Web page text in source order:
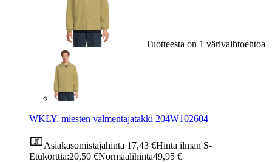
Tuotteesta on 1 värivaihtoehtoa
WKLY. miesten valmentajatakki 204W102604
Asiakasomistajahinta 17,43 €Hinta ilman S-
Etukorttia:20,50 €Normaalihinta49,95 €